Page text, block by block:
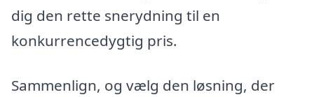
dig den rette snerydning til en
konkurrencedygtig pris.
Sammenlign, og vælg den løsning, der